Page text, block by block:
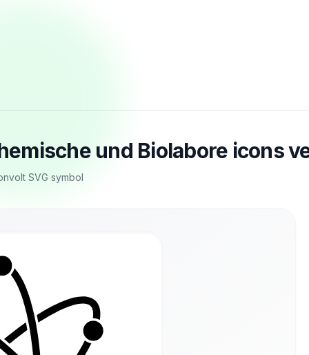
und Biolabore icons
SVG symbol